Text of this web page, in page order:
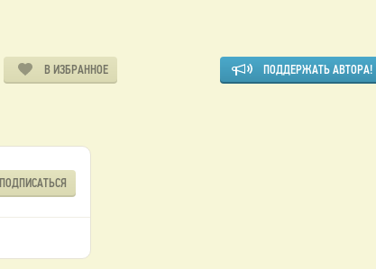
В ИЗБРАННОЕ ПОДДЕРЖАТЬ АВТОРА!
ПОДПИСАТЬСЯ